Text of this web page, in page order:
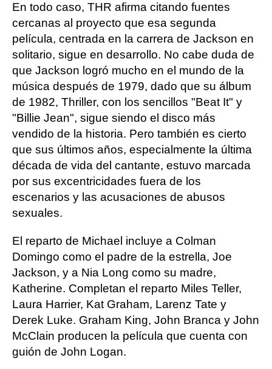
En todo caso, THR afirma citando fuentes
cercanas al proyecto que esa segunda
película, centrada en la carrera de Jackson en
solitario, sigue en desarrollo. No cabe duda de
que Jackson logró mucho en el mundo de la
música después de 1979, dado que su álbum
de 1982, Thriller, con los sencillos "Beat It" y
"Billie Jean", sigue siendo el disco más
vendido de la historia. Pero también es cierto
que sus últimos años, especialmente la última
década de vida del cantante, estuvo marcada
por sus excentricidades fuera de los
escenarios y las acusaciones de abusos
sexuales.
El reparto de Michael incluye a Colman
Domingo como el padre de la estrella, Joe
Jackson, y a Nia Long como su madre,
Katherine. Completan el reparto Miles Teller,
Laura Harrier, Kat Graham, Larenz Tate y
Derek Luke. Graham King, John Branca y John
McClain producen la película que cuenta con
guión de John Logan.